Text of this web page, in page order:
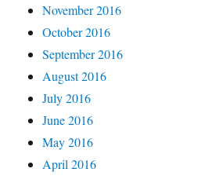
November 2016
October 2016
September 2016
August 2016
July 2016
June 2016
May 2016
April 2016